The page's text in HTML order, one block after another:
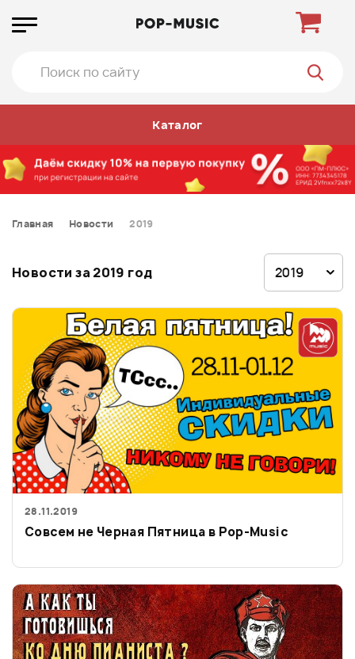
Каталог
Главная Новости 2019
Новости за 2019 год 2019
28.11.2019
Совсем не Черная Пятница в Pop-Music